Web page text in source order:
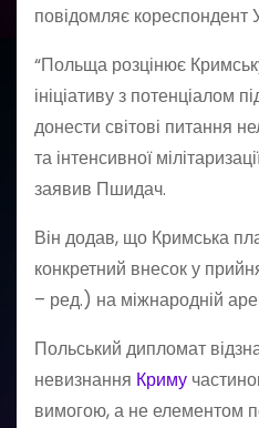
повідомляє кореспондент
“Польща розцінює
ініціативу з потенціалом
донести світові питання
та інтенсивної
заявив Пшидач.
Він додав, що Кримська
конкретний внесок у
– ред.) на міжнародній
Польський дипломат
невизнання Криму
вимогою, а не елементом